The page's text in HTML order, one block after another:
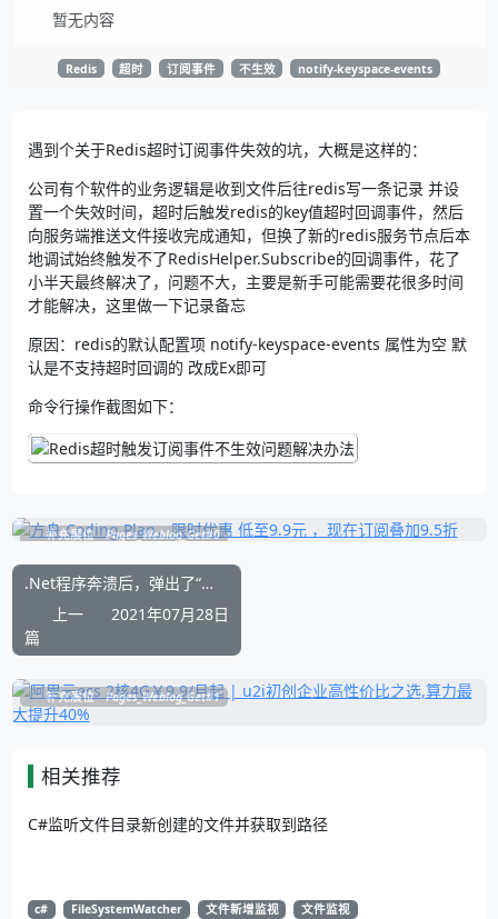
暂无内容
Redis 超时 订阅事件 不生效 notify-keyspace-events
遇到个关于Redis超时订阅事件失效的坑，大概是这样的：
公司有个软件的业务逻辑是收到文件后往redis写一条记录 并设
置一个失效时间，超时后触发redis的key值超时回调事件，然后
向服务端推送文件接收完成通知，但换了新的redis服务节点后本
地调试始终触发不了RedisHelper.Subscribe的回调事件，花了
小半天最终解决了，问题不大，主要是新手可能需要花很多时间
才能解决，这里做一下记录备忘
原因：redis的默认配置项 notify-keyspace-events 属性为空 默
认是不支持超时回调的 改成Ex即可
命令行操作截图如下：
补充展位 Pages_Weblog_Get#0
.Net程序奔溃后，弹出了“停止工作”对话框问题 屏蔽办法
上一
篇
2021年07月28日
补充展位 Pages_Weblog_Get#1
相关推荐
C#监听文件目录新创建的文件并获取到路径
c# FileSystemWatcher 文件新增监视 文件监视